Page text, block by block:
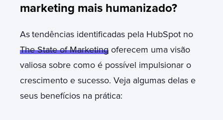
marketing mais humanizado?
Astendências identificadas pela HubSpot no
The State of Marketing oferecem uma visão
valiosa sobre como é possível impulsionar o
crescimento e sucesso. Veja algumas delas e
seus benefícios na prática: